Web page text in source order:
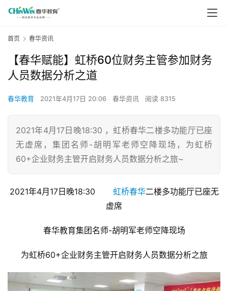
首页 春华资讯
【春华赋能】虹桥60位财务主管参加财务
人员数据分析之道
春华教育 2021年4月17日 20:06 春华资讯 阅读 8315
2021年4月17日晚18:30 ，虹桥春华二楼多功能厅已座
无虚席，集团名师-胡明军老师空降现场，为虹桥
60+企业财务主管开启财务人员数据分析之旅~
2021年4月17日晚18:30 虹桥春华二楼多功能厅已座无
虚席
春华教育集团名师-胡明军老师空降现场
为虹桥60+企业财务主管开启财务人员数据分析之旅